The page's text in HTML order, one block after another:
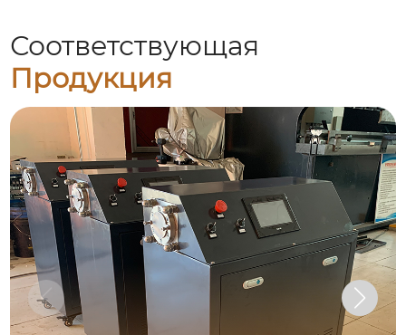
Соответствующая
Продукция